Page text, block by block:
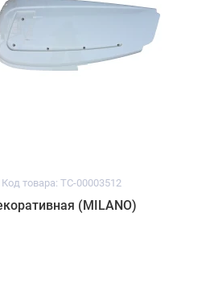
Код товара: ТС-00003512
(MILANO)